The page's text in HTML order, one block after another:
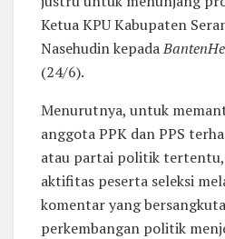
Ketua KPU Kabupaten
Nasehudin kepada
(24/6).
Menurutnya, untuk
anggota PPK dan PPS
atau partai politik tertentu,
aktifitas peserta seleksi
komentar yang
perkembangan politik